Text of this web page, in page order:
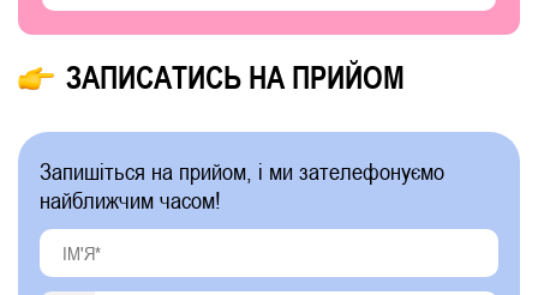
ЗАПИСАТИСЬ НА ПРИЙОМ
Запишіться на прийом, і ми зателефонуємо
найближчим часом!